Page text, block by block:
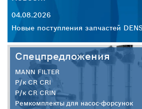
04.08.2026
Новые поступления запчастей
Спецпредложения
MANN FILTER
Р/к CR CRI
Р/к CR CRIN
Ремкомплекты для насос-форсунок